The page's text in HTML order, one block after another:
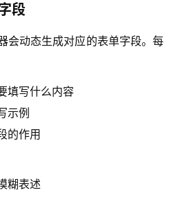
段
会动态生成对应的表单字段。每
填写什么内容
示例
的作用
糊表述